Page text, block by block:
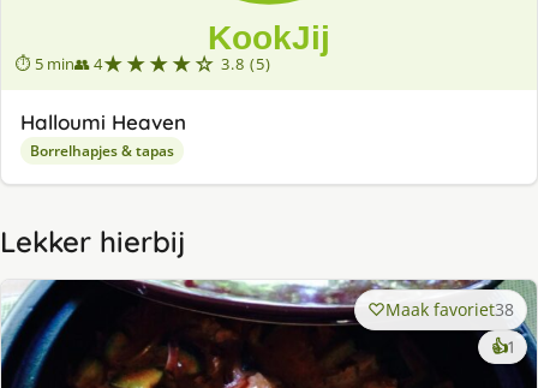
⏱ 5 min👥 4★★★★☆ 3.8 (5)
Halloumi Heaven
Borrelhapjes & tapas
Lekker hierbij
Maak favoriet38
👍1